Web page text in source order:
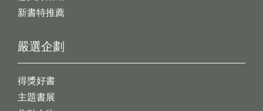
新書特推薦
嚴選企劃
得獎好書
主題書展